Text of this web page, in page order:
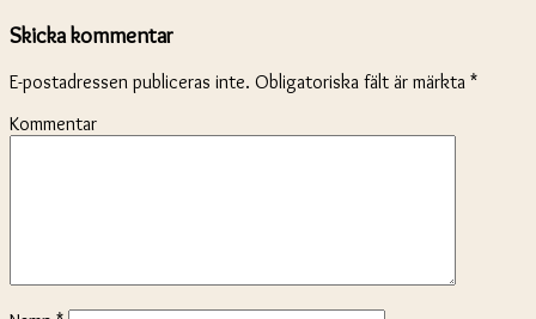
Skicka kommentar
E-postadressen publiceras inte. Obligatoriska fält är märkta *
Kommentar